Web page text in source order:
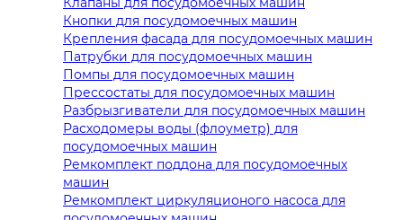
Кнопки для посудомоечных машин
Крепления фасада для посудомоечных машин
Патрубки для посудомоечных машин
Помпы для посудомоечных машин
Прессостаты для посудомоечных машин
Разбрызгиватели для посудомоечных машин
Расходомеры воды (флоуметр) для
посудомоечных машин
Ремкомплект поддона для посудомоечных
машин
Ремкомплект циркуляционого насоса для